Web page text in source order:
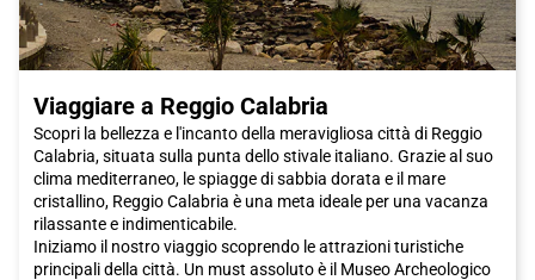
passeggiando lungo le rive del fiume Po o ammirando i colorati
giardini all'italiana. Se sei un'appassionato di automobili, non
perderti il famosoMuseo dell'Automobile, che ospita una vasta
In conclusione, Torinoè una città che offre una combinazione
perfetta di arte, storia, cibo e bellezze naturali. E per renderla
ancora più conveniente, ti consiglio di viaggiare con il treno
Italo. Grazie alle sue offerte e alla sua comodità, il treno Italo è
la scelta ideale per raggiungere
. Cosa aspetti? Acquista
subito il tuo biglietto Italo e vivi un'avventura indimenticabile
nella splendida città diTorino!
Viaggiare a Reggio Calabria
Scopri la bellezza e l'incanto della meravigliosa città di Reggio
Calabria, situata sulla punta dello stivale italiano. Grazie al suo
clima mediterraneo, le spiagge di sabbia dorata e il mare
cristallino, Reggio Calabria è una meta ideale per una vacanza
rilassante e indimenticabile.
Iniziamo il nostro viaggio scoprendo le attrazioni turistiche
principali della città. Un must assoluto è il Museo Archeologico